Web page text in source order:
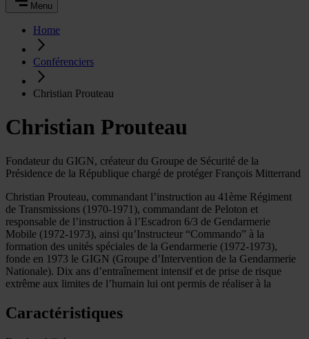
Menu
Home
Conférenciers
Christian Prouteau
Christian Prouteau
Fondateur du GIGN, créateur du Groupe de Sécurité de la
Présidence de la République chargé de protéger François Mitterrand
Christian Prouteau, commandant l’instruction au 41ème Régiment
de Transmissions (1970-1971), commandant de Peloton et
responsable de l’instruction à l’Escadron 6/3 de Gendarmerie
Mobile (1972-1973), ainsi qu’Instructeur “Commando” à la
formation des unités spéciales de la Gendarmerie (1972-1973),
fonde en 1973 le GIGN (Groupe d’Intervention de la Gendarmerie
Nationale). Dix ans d’entraînement intensif et de prise de risque
extrême aux limites de l’humain lui ont permis de réaliser à la
Caractéristiques